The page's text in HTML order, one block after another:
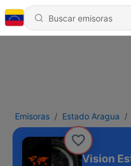
Emisoras Estado Aragua
Vision